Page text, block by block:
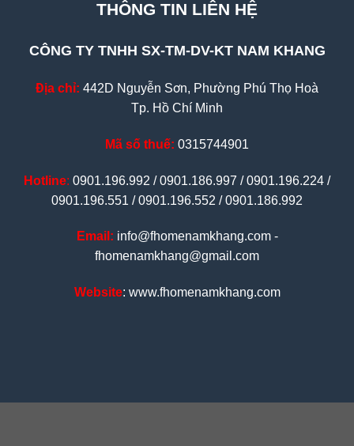
THÔNG TIN LIÊN HỆ
CÔNG TY TNHH SX-TM-DV-KT NAM KHANG
Địa chỉ: 442D Nguyễn Sơn, Phường Phú Thọ Hoà
Tp. Hồ Chí Minh
Mã số thuế: 0315744901
Hotline: 0901.196.992 / 0901.186.997 / 0901.196.224 /
0901.196.551 / 0901.196.552 / 0901.186.992
Email: info@fhomenamkhang.com -
fhomenamkhang@gmail.com
Website: www.fhomenamkhang.com